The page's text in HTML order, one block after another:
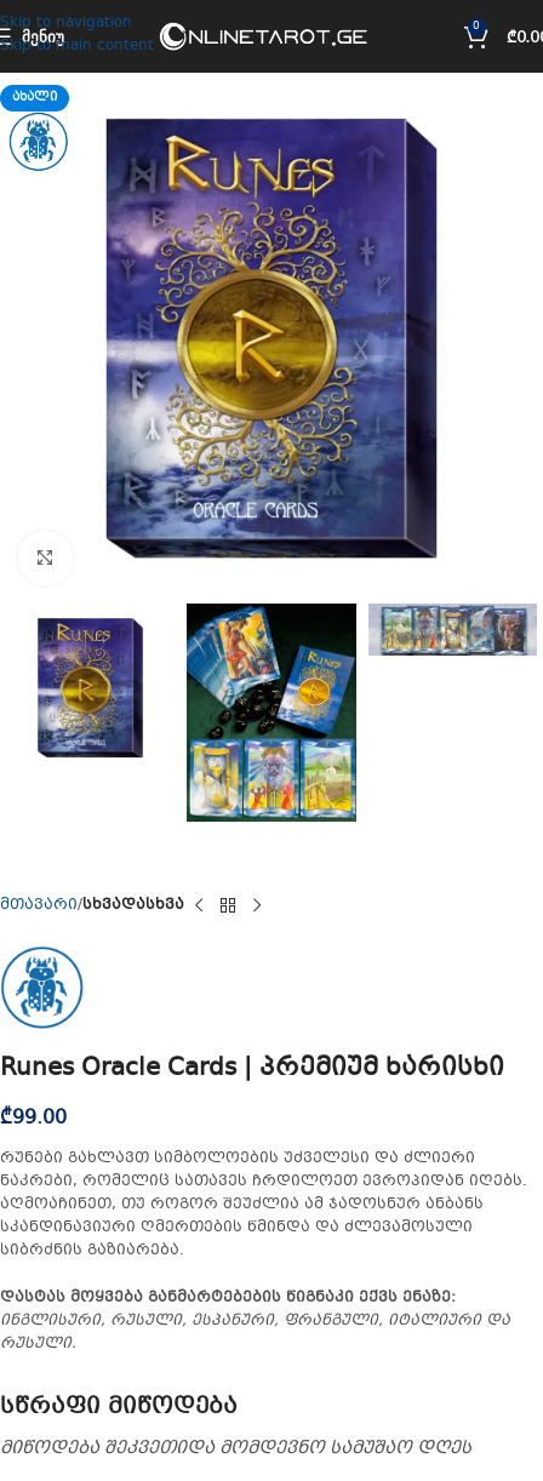
Skip to navigation
Skip to main content
ᲛᲔᲜᲘᲣ 0 ₾
ᲐᲮᲐᲚᲘ
Click to enlarge
მთავარი სხვადასხვა
Runes Oracle Cards | პრემიუმ ხარისხი
₾99.00
რუნები გახლავთ სიმბოლოების უძველესი და ძლიერი
ნაკრები, რომელიც სათავეს ჩრდილოეთ ევროპიდან იღებს.
აღმოაჩინეთ, თუ როგორ შეუძლია ამ ჯადოსნურ ანბანს
სკანდინავიური ღმერთების წმინდა და ძლევამოსული
სიბრძნის გაზიარება.
დასტას მოყვება განმარტებების წიგნაკი ექვს ენაზე:
ინგლისური, რუსული, ესპანური, ფრანგული, იტალიური და
რუსული.
სწრაფი მიწოდება
მიწოდება შეკვეთიდა მომდევნო სამუშაო დღეს